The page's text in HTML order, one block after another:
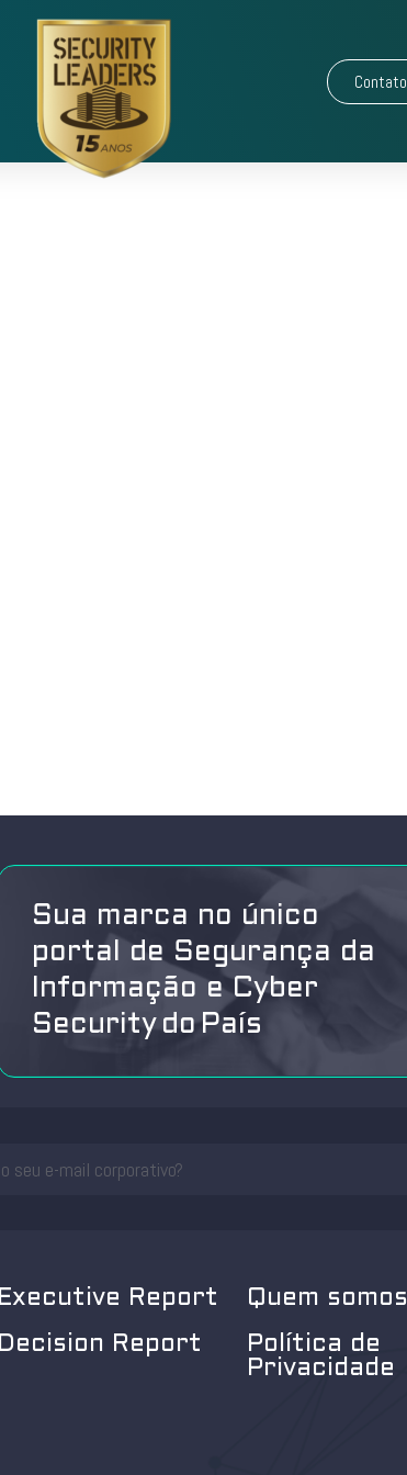
Contato
Sua marca no único
portal de Segurança da
Informação e Cyber
Security do País
Executive Report
Decision Report
Quem somos
Política de
Privacidade